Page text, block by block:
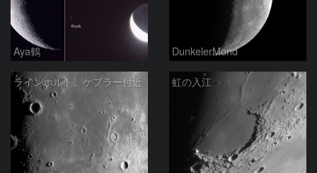
Aya鶴 DunkelerMond
ラインホルト、ケプラー付近 虹の入江